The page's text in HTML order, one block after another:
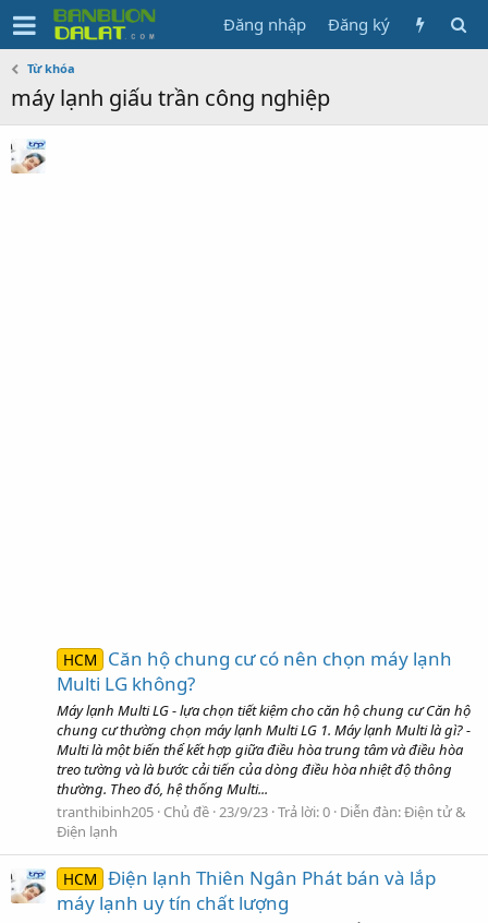
Đăng nhập Đăng ký
Từ khóa
máy lạnh giấu trần công nghiệp
HCM
Căn hộ chung cư có nên chọn máy lạnh
Multi LG không?
Máy lạnh Multi LG - lựa chọn tiết kiệm cho căn hộ chung cư Căn hộ
chung cư thường chọn máy lạnh Multi LG 1. Máy lạnh Multi là gì? -
Multi là một biến thể kết hợp giữa điều hòa trung tâm và điều hòa
treo tường và là bước cải tiến của dòng điều hòa nhiệt độ thông
thường. Theo đó, hệ thống Multi...
tranthibinh205 Chủ đề 23/9/23 Trả lời: 0 Diễn đàn:Điện tử &
Điện lạnh
HCM Điện lạnh Thiên Ngân Phát bán và lắp
máy lạnh uy tín chất lượng